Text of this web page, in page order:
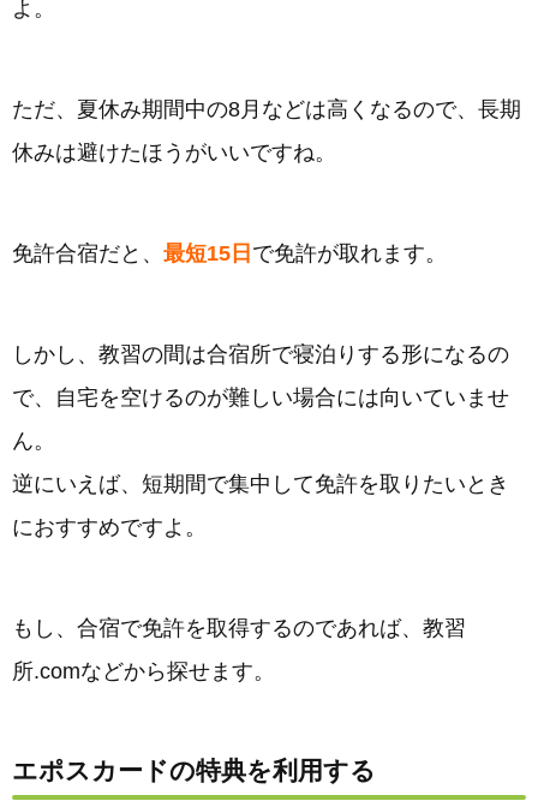
よ。
ただ、夏休み期間中の8月などは高くなるので、長期
休みは避けたほうがいいですね。
免許合宿だと、 最短15日 で免許が取れます。
しかし、教習の間は合宿所で寝泊りする形になるの
で、自宅を空けるのが難しい場合には向いていませ
ん。
逆にいえば、短期間で集中して免許を取りたいとき
におすすめですよ。
もし、合宿で免許を取得するのであれば、教習
所.comなどから探せます。
エポスカードの特典を利用する